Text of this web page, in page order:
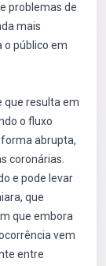
problemas de
mais
o público em
que resulta em
o fluxo
abrupta,
coronárias.
e pode levar
que
que embora
vem
entre